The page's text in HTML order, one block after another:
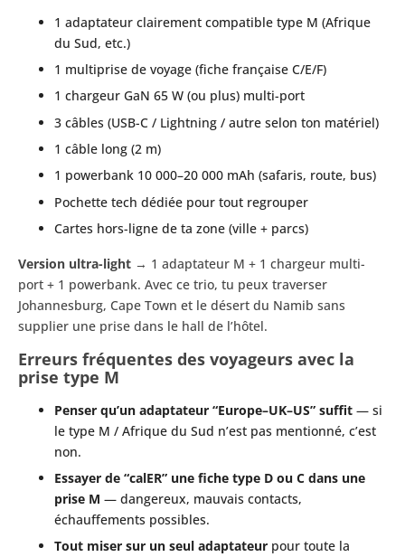
1 adaptateur clairement compatible type M (Afrique
du Sud, etc.)
1 multiprise de voyage (fiche française C/E/F)
1 chargeur GaN 65 W (ou plus) multi-port
3 câbles (USB-C / Lightning / autre selon ton matériel)
1 câble long (2 m)
1 powerbank 10 000–20 000 mAh (safaris, route, bus)
Pochette tech dédiée pour tout regrouper
Cartes hors-ligne de ta zone (ville + parcs)
Version ultra-light → 1 adaptateur M + 1 chargeur multi-
port + 1 powerbank. Avec ce trio, tu peux traverser
Johannesburg, Cape Town et le désert du Namib sans
supplier une prise dans le hall de l’hôtel.
Erreurs fréquentes des voyageurs avec la
prise type M
Penser qu’un adaptateur “Europe–UK–US” suffit — si
le type M / Afrique du Sud n’est pas mentionné, c’est
non.
Essayer de “calER” une fiche type D ou C dans une
prise M — dangereux, mauvais contacts,
échauffements possibles.
Tout miser sur un seul adaptateur pour toute la